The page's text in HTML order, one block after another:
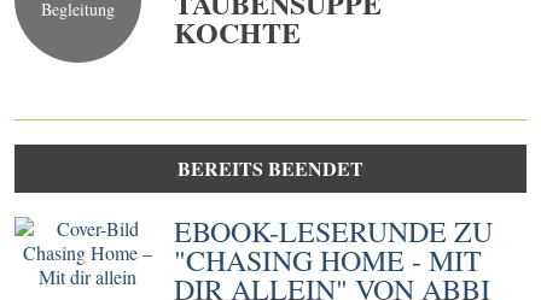
Begleitung
KOCHTE
BEREITS BEENDET
EBOOK-LESERUNDE ZU
"CHASING HOME - MIT
DIR ALLEIN" VON ABBI